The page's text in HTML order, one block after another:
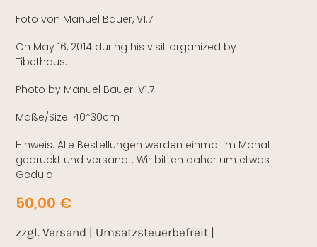
Foto von Manuel Bauer, V1.7
On May 16, 2014 during his visit organized by
Tibethaus.
Photo by Manuel Bauer. V1.7
Maße/Size: 40*30cm
Hinweis: Alle Bestellungen werden einmal im Monat
gedruckt und versandt. Wir bitten daher um etwas
Geduld.
50,00 €
zzgl. Versand | Umsatzsteuerbefreit |